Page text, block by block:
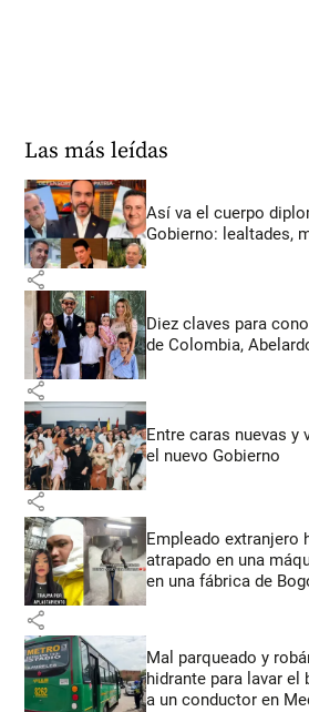
Las más leídas
Así va el cuerpo
Gobierno: lealtades,
share
Diez claves para
de Colombia,
share
Entre caras nuevas
el nuevo Gobierno
share
Empleado extranjero
atrapado en una
en una fábrica de
share
Mal parqueado y
hidrante para lavar
a un conductor en